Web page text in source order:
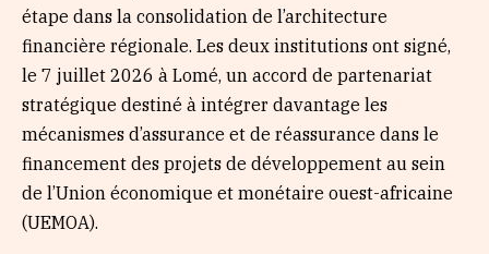
étape dans la consolidation de l’architecture
financière régionale. Les deux institutions ont signé,
le 7 juillet 2026 à Lomé, un accord de partenariat
stratégique destiné à intégrer davantage les
mécanismes d’assurance et de réassurance dans le
financement des projets de développement au sein
de l’Union économique et monétaire ouest-africaine
(UEMOA).